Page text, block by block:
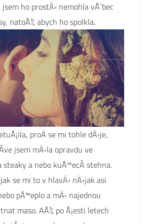
ho prostÄ› nemohla vÅ¯bec
natoÅ¾ abych ho spolkla.
proÄ se mi tohle dÄ›je,
jsem mÄ›la opravdu ve
steaky a nebo kuÅ™ecÃ­ stehna.
se mi to v hlavÄ› nÄ›jak asi
pÅ™eplo a mÄ› najednou
maso. AÅ¾ po Å¡esti letech